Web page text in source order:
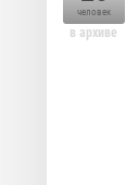
человек
в архиве